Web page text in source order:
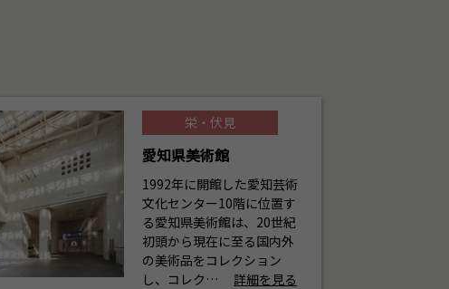
栄・伏見
愛知県美術館
1992年に開館した愛知芸術
文化センター10階に位置す
る愛知県美術館は、20世紀
初頭から現在に至る国内外
の美術品をコレクション
し、コレク…
詳細を見る